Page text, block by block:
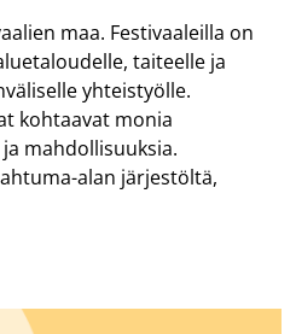
maa. Festivaaleilla on
taiteelle ja
yhteistyölle.
kohtaavat monia
mahdollisuuksia.
alan järjestöltä,